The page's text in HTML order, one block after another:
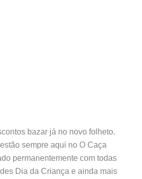
bazar já no novo folheto.
sempre aqui no O Caça
permanentemente com todas
Dia da Criança e ainda mais